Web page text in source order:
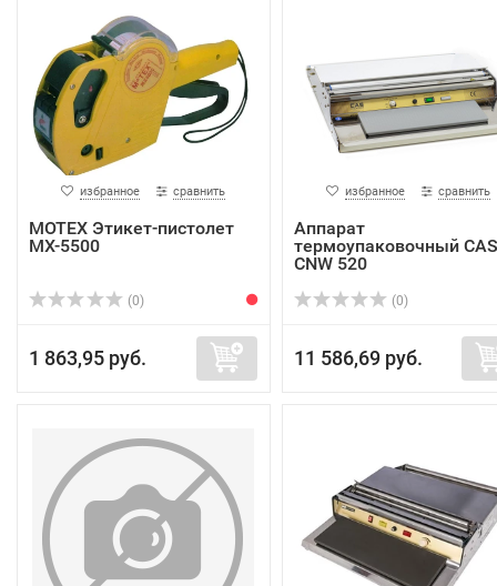
избранное сравнить
MOTEX Этикет-пистолет
МХ-5500
(0)
1 863,95 руб.
избранное сравнить
Аппарат
термоупаковочный CAS
CNW 520
(0)
11 586,69 руб.